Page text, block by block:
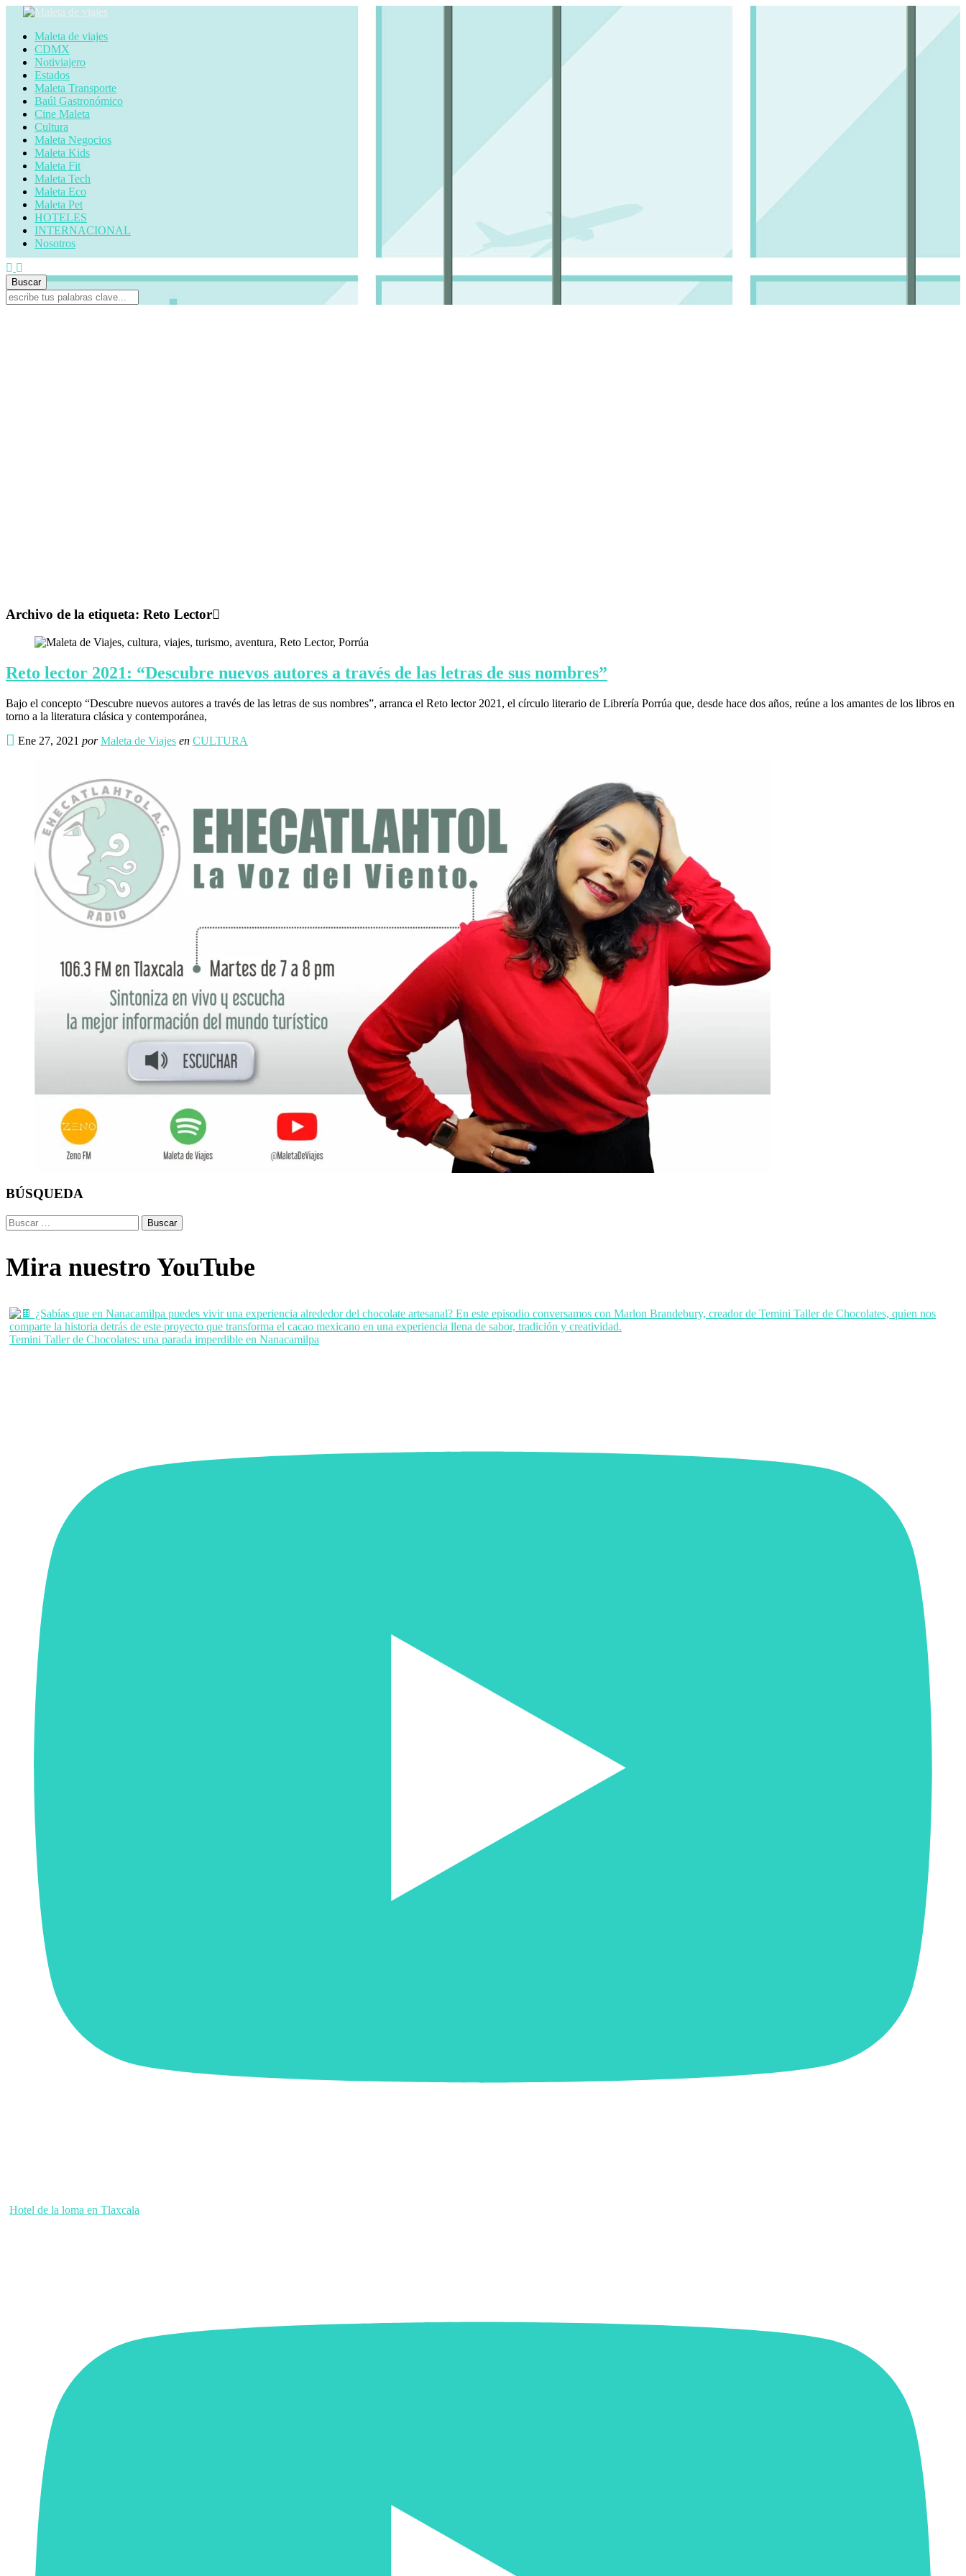
Maleta de viajes
CDMX
Notiviajero
Estados
Maleta Transporte
Baúl Gastronómico
Cine Maleta
Cultura
Maleta Negocios
Maleta Kids
Maleta Fit
Maleta Tech
Maleta Eco
Maleta Pet
HOTELES
INTERNACIONAL
Nosotros
Archivo de la etiqueta: Reto Lector
Reto lector 2021: “Descubre nuevos autores a través de las letras de sus nombres”
Bajo el concepto “Descubre nuevos autores a través de las letras de sus nombres”, arranca el Reto lector 2021, el círculo literario de Librería Porrúa que, desde hace dos años, reúne a los amantes de los libros en
torno a la literatura clásica y contemporánea,
Ene 27, 2021 por Maleta de Viajes en CULTURA
BÚSQUEDA
Buscar:
Mira nuestro YouTube
Temini Taller de Chocolates: una parada imperdible en Nanacamilpa
Hotel de la loma en Tlaxcala